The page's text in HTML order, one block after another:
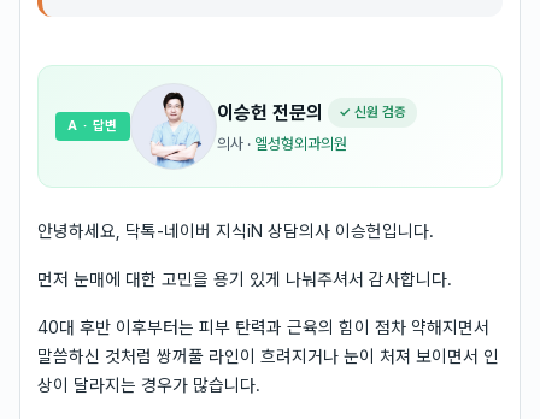
이승헌 전문의 ✓ 신원 검증
의사 · 엘성형외과의원
A · 답변
안녕하세요, 닥톡-네이버 지식iN 상담의사 이승헌입니다.
먼저 눈매에 대한 고민을 용기 있게 나눠주셔서 감사합니다.
40대 후반 이후부터는 피부 탄력과 근육의 힘이 점차 약해지면서
말씀하신 것처럼 쌍꺼풀 라인이 흐려지거나 눈이 처져 보이면서 인
상이 달라지는 경우가 많습니다.